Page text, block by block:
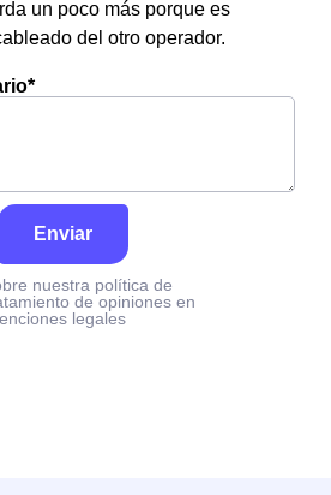
un poco más porque es
del otro operador.
Enviar
nuestra política de
de opiniones en
legales